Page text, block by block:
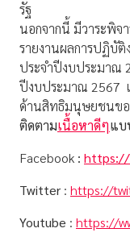
รัฐ
นอกจากนี้ มีวาระพิจ
รายงานผลการปฏิบัติ
ประจำปีงบประมาณ
ปีงบประมาณ 2567
ด้านสิทธิมนุษยชนขอ
ติดตามเนื้อหาดีๆแบ
Facebook : https://
Twitter : https://
Youtube : https://